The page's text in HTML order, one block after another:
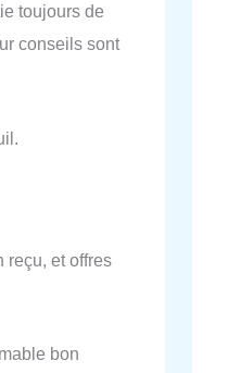
toujours de
conseils sont
reçu, et offres
bon